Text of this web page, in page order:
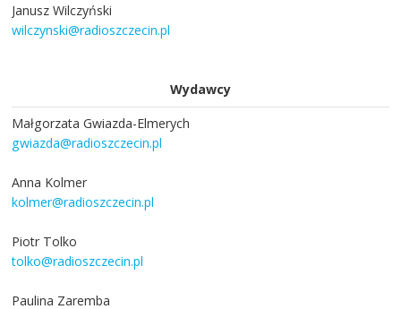
Janusz Wilczyński
wilczynski@radioszczecin.pl
Wydawcy
Małgorzata Gwiazda-Elmerych
gwiazda@radioszczecin.pl
Anna Kolmer
kolmer@radioszczecin.pl
Piotr Tolko
tolko@radioszczecin.pl
Paulina Zaremba